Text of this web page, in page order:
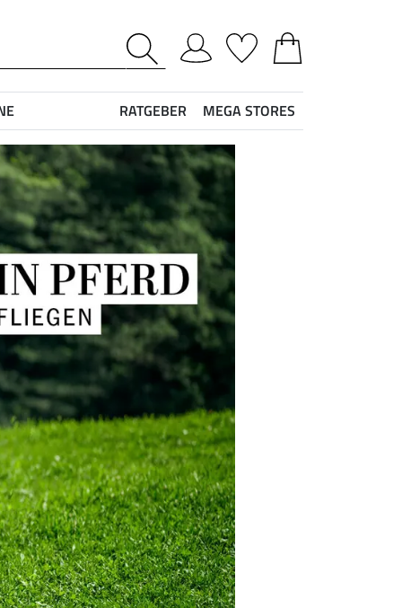
RATGEBER MEGA STORES